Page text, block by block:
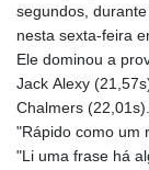
segundos,
nesta sexta-feira
Ele dominou a
Jack Alexy
Chalmers (22,01s).
"Rápido como um
"Li uma frase há